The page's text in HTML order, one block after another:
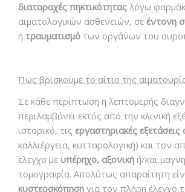
διαταραχές πηκτικότητας λόγω
αιματολογικών ασθενειών, σε έντονη
ή τραυματισμό των οργάνων του
Πως βρίσκουμε το αίτιο της
Σε κάθε περίπτωση η λεπτομερής
περιλαμβάνει εκτός από την κλινική
ιστορικό, τις εργαστηριακές
καλλιέργεια, κυτταρολογική) και τον
έλεγχο με υπέρηχο, αξονική ή/και
τομογραφία. Απολύτως απαραίτητη
κυστεοσκόπηση για τον πλήρη έλεγχο